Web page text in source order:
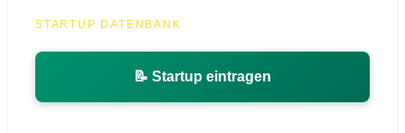
STARTUP DATENBANK
📝 Startup eintragen